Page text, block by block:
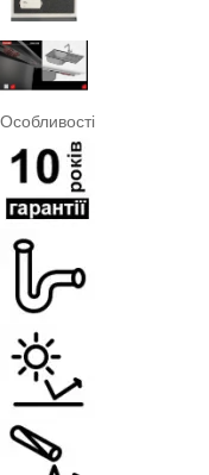
Особливості